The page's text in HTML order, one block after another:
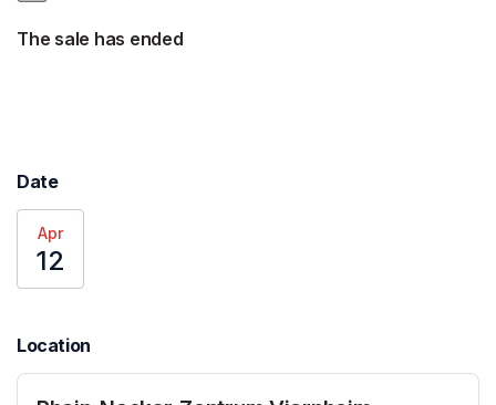
The sale has ended
Date
Apr
12
Location